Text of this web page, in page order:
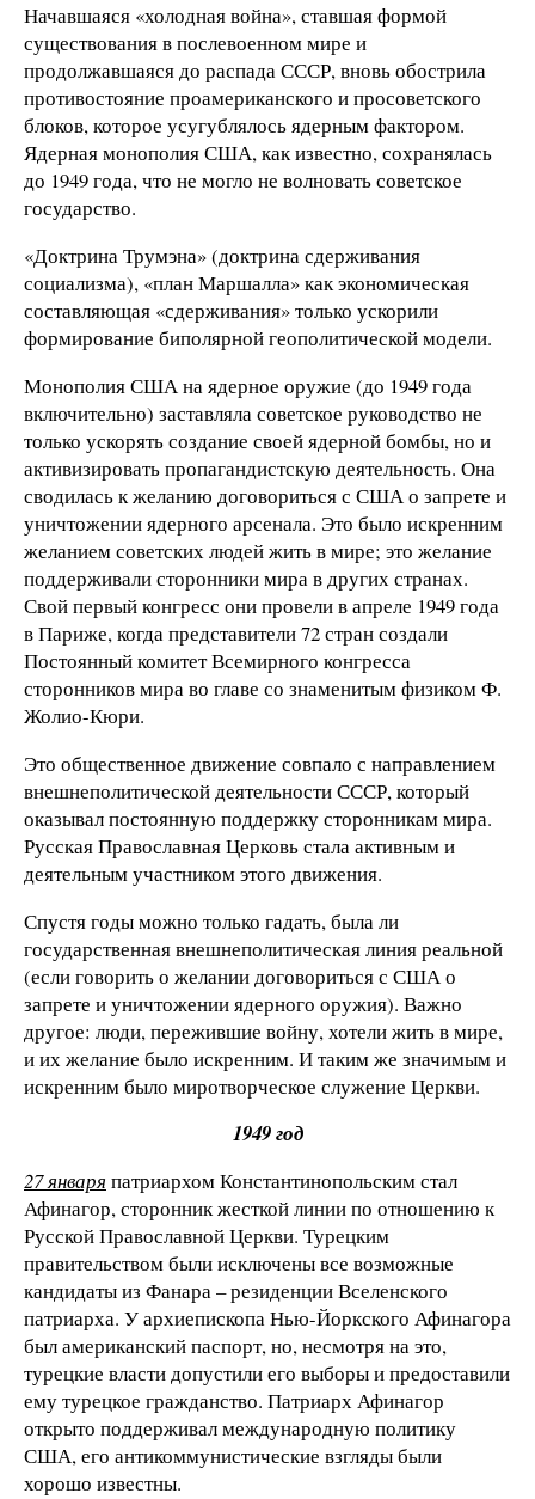
Начавшаяся «холодная война», ставшая формой
существования в послевоенном мире и
продолжавшаяся до распада СССР, вновь обострила
противостояние проамериканского и просоветского
блоков, которое усугублялось ядерным фактором.
Ядерная монополия США, как известно, сохранялась
до 1949 года, что не могло не волновать советское
государство.
«Доктрина Трумэна» (доктрина сдерживания
социализма), «план Маршалла» как экономическая
составляющая «сдерживания» только ускорили
формирование биполярной геополитической модели.
Монополия США на ядерное оружие (до 1949 года
включительно) заставляла советское руководство не
только ускорять создание своей ядерной бомбы, но и
активизировать пропагандистскую деятельность. Она
сводилась к желанию договориться с США о запрете и
уничтожении ядерного арсенала. Это было искренним
желанием советских людей жить в мире; это желание
поддерживали сторонники мира в других странах.
Свой первый конгресс они провели в апреле 1949 года
в Париже, когда представители 72 стран создали
Постоянный комитет Всемирного конгресса
сторонников мира во главе со знаменитым физиком Ф.
Жолио-Кюри.
Это общественное движение совпало с направлением
внешнеполитической деятельности СССР, который
оказывал постоянную поддержку сторонникам мира.
Русская Православная Церковь стала активным и
деятельным участником этого движения.
Спустя годы можно только гадать, была ли
государственная внешнеполитическая линия реальной
(если говорить о желании договориться с США о
запрете и уничтожении ядерного оружия). Важно
другое: люди, пережившие войну, хотели жить в мире,
и их желание было искренним. И таким же значимым и
искренним было миротворческое служение Церкви.
1949 год
27 января патриархом Константинопольским стал
Афинагор, сторонник жесткой линии по отношению к
Русской Православной Церкви. Турецким
правительством были исключены все возможные
кандидаты из Фанара – резиденции Вселенского
патриарха. У архиепископа Нью-Йоркского Афинагора
был американский паспорт, но, несмотря на это,
турецкие власти допустили его выборы и предоставили
ему турецкое гражданство. Патриарх Афинагор
открыто поддерживал международную политику
США, его антикоммунистические взгляды были
хорошо известны.